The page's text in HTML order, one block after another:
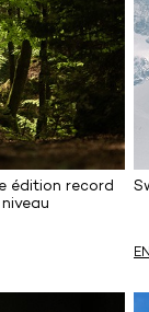
édition record